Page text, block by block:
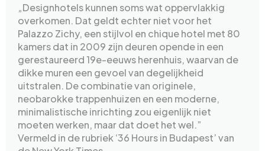
„Designhotels kunnen soms wat oppervlakkig
overkomen. Dat geldt echter niet voor het
Palazzo Zichy, een stijlvol en chique hotel met 80
kamers dat in 2009 zijn deuren opende in een
gerestaureerd 19e-eeuws herenhuis, waarvan de
dikke muren een gevoel van degelijkheid
uitstralen. De combinatie van originele,
neobarokke trappenhuizen en een moderne,
minimalistische inrichting zou eigenlijk niet
moeten werken, maar dat doet het wel.”
Vermeld in de rubriek ‘36 Hours in Budapest’ van